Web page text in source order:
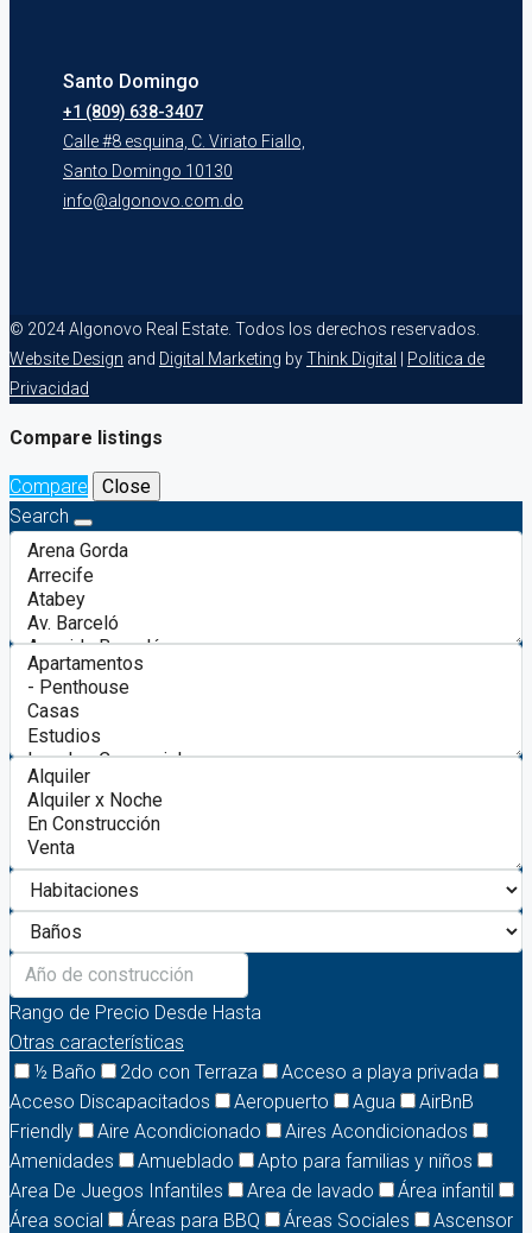
Santo Domingo
+1 (809) 638-3407
Calle #8 esquina, C. Viriato Fiallo,
Santo Domingo 10130
info@algonovo.com.do
© 2024 Algonovo Real Estate. Todos los derechos reservados.
Website Design and Digital Marketing byThink Digital
Politica de
Privacidad
Compare listings
Compare
Close
Search
Rango de Precio Desde Hasta
Otras características
½ Baño
2do con Terraza
Acceso a playa privada
Acceso Discapacitados
Aeropuerto Agua
AirBnB
Friendly
Aire Acondicionado
Aires Acondicionados
Amenidades
Amueblado
Apto para familias y niños
Area De Juegos Infantiles
Area de lavado
Área infantil
Área social
Áreas para BBQ Áreas Sociales
Ascensor